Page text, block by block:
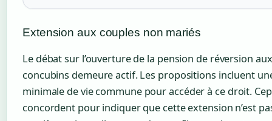
Extension aux couples non mariés
Le débat sur l’ouverture de la pension de réversion
concubins demeure actif. Les propositions incluent
minimale de vie commune pour accéder à ce droit.
concordent pour indiquer que cette extension n’est